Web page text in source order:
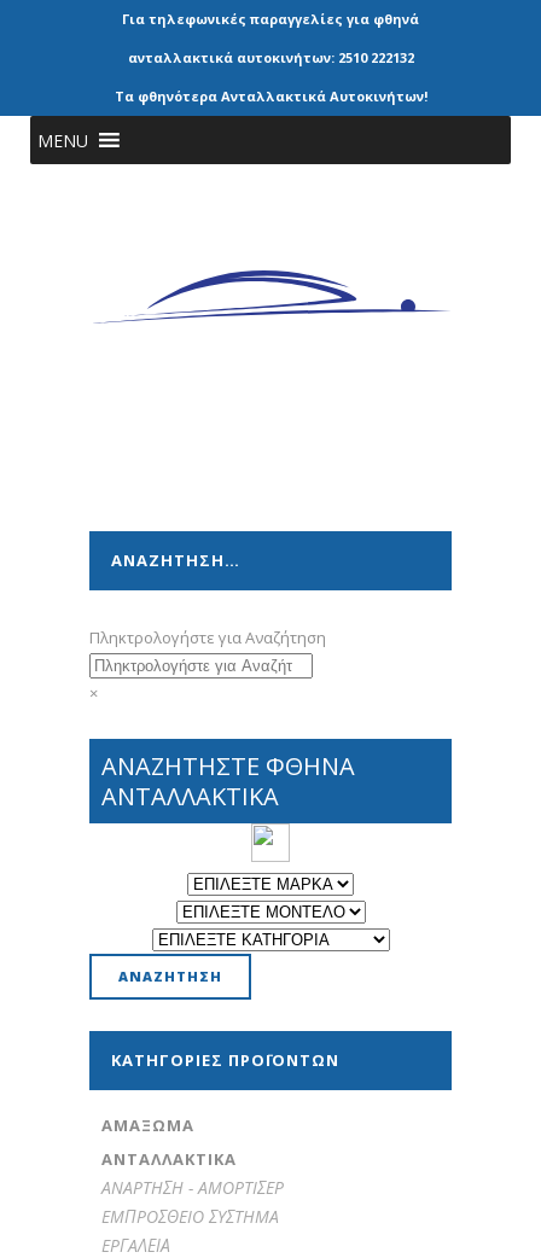
Για τηλεφωνικές παραγγελίες για φθηνά
ανταλλακτικά αυτοκινήτων: 2510 222132
Τα φθηνότερα Ανταλλακτικά Αυτοκινήτων!
MENU
ΑΝΑΖΗΤΗΣΗ…
Πληκτρολογήστε για Αναζήτηση
×
ΑΝΑΖΗΤΗΣΤΕ ΦΘΗΝΑ
ΑΝΤΑΛΛΑΚΤΙΚΑ
ΚΑΤΗΓΟΡΊΕΣ ΠΡΟΪΌΝΤΩΝ
ΑΜΆΞΩΜΑ
ΑΝΤΑΛΛΑΚΤΙΚΑ
ANAPTHΣH - AMOPTIΣEP
EMΠPOΣΘEIO ΣYΣTHMA
EPΓAΛΕΙΑ